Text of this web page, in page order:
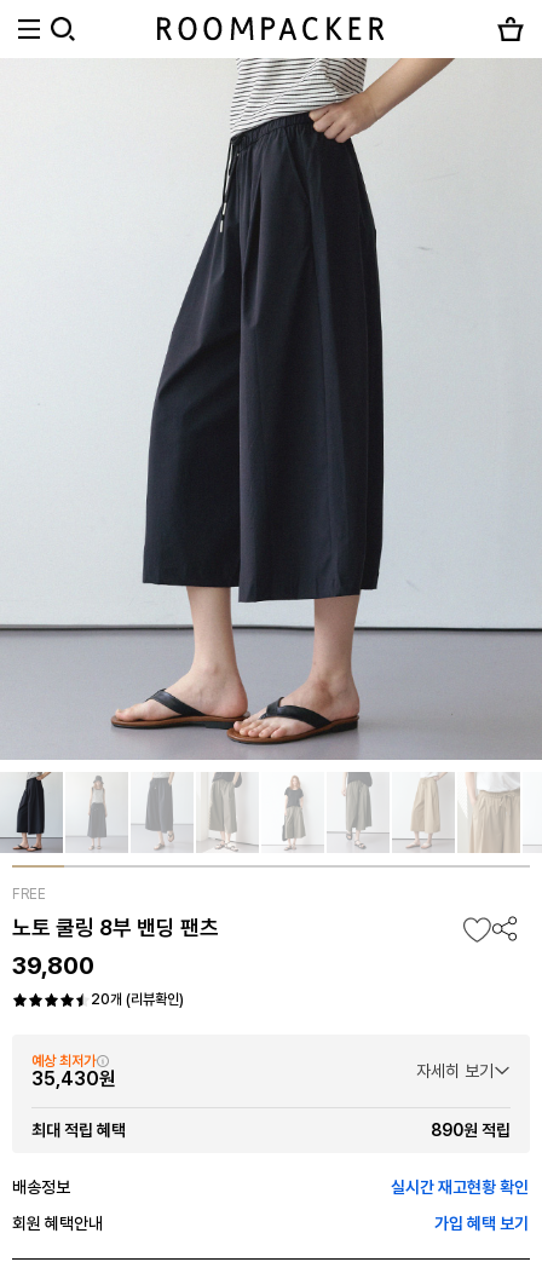
FREE
노토 쿨링 8부 밴딩 팬츠
39,800
20개 (리뷰확인)
예상 최저가
35,430원 자세히 보기
최대 적립 혜택 890원 적립
배송정보
실시간 재고현황 확인
회원 혜택안내
가입 혜택 보기